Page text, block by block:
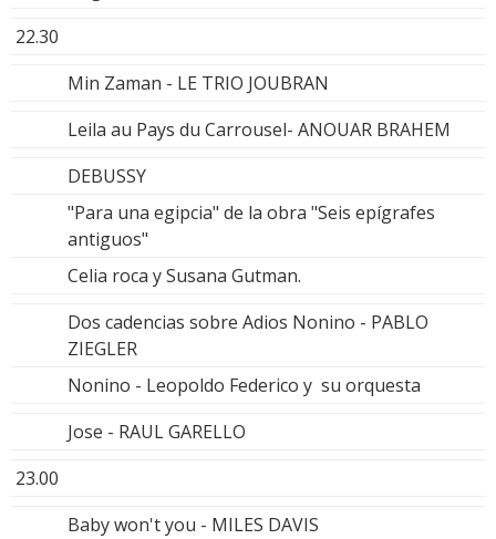
22.30
Min Zaman - LE TRIO JOUBRAN
Leila au Pays du Carrousel- ANOUAR BRAHEM
DEBUSSY
"Para una egipcia" de la obra "Seis epígrafes
antiguos"
Celia roca y Susana Gutman.
Dos cadencias sobre Adios Nonino - PABLO
ZIEGLER
Nonino - Leopoldo Federico y su orquesta
Jose - RAUL GARELLO
23.00
Baby won't you - MILES DAVIS